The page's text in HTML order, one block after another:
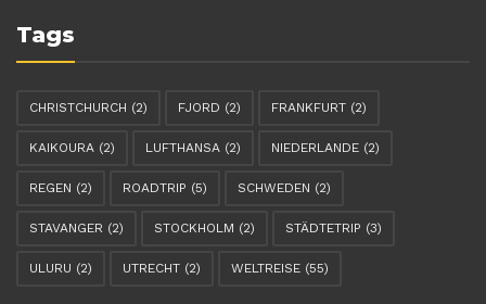
Tags
CHRISTCHURCH (2) FJORD (2) FRANKFURT (2)
KAIKOURA (2) LUFTHANSA (2) NIEDERLANDE (2)
REGEN (2) ROADTRIP (5) SCHWEDEN (2)
STAVANGER (2) STOCKHOLM (2) STÄDTETRIP (3)
ULURU (2) UTRECHT (2) WELTREISE (55)